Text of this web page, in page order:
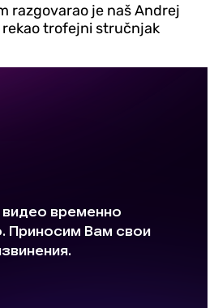
razgovarao je naš Andrej
rekao trofejni stručnjak